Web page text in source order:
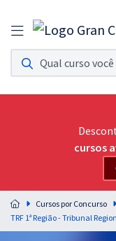
Assinatura
Acesso a todos os cursos.
Assinatura OAB
Acesso ilimitado a toda
Residências
Preparação completa e
residências em saúde do
cursos
Cursos por Concurso